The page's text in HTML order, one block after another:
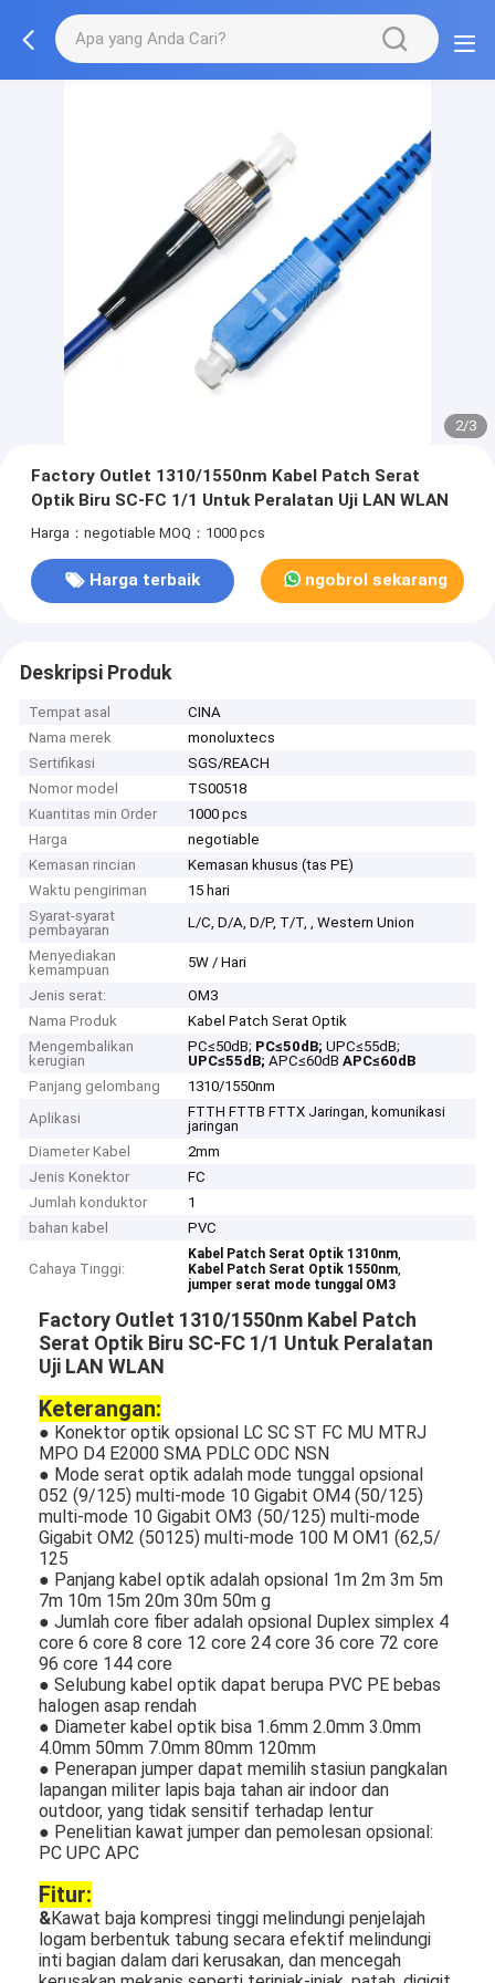
2/3
Factory Outlet 1310/1550nm Kabel Patch Serat
Optik Biru SC-FC 1/1 Untuk Peralatan Uji LAN WLAN​
Harga：negotiable MOQ：1000 pcs
Harga terbaik ngobrol sekarang
Deskripsi Produk
Tempat asal
CINA
Nama merek
monoluxtecs
Sertifikasi
SGS/REACH
Nomor model
TS00518
Kuantitas min Order
1000 pcs
Harga
negotiable
Kemasan rincian
Kemasan khusus (tas PE)
Waktu pengiriman
15 hari
Syarat-syarat
pembayaran
L/C, D/A, D/P, T/T, , Western Union
Menyediakan
kemampuan
5W / Hari
Jenis serat:
OM3
Nama Produk
Kabel Patch Serat Optik
Mengembalikan
kerugian
PC≤50dB; PC≤50dB; UPC≤55dB;
UPC≤55dB; APC≤60dB APC≤60dB
Panjang gelombang
1310/1550nm
Aplikasi
FTTH FTTB FTTX Jaringan, komunikasi
jaringan
Diameter Kabel
2mm
Jenis Konektor
FC
Jumlah konduktor
1
bahan kabel
PVC
Cahaya Tinggi:
Kabel Patch Serat Optik 1310nm,
Kabel Patch Serat Optik 1550nm,
jumper serat mode tunggal OM3
Factory Outlet 1310/1550nm Kabel Patch
Serat Optik Biru SC-FC 1/1 Untuk Peralatan
Uji LAN WLAN​
Keterangan:
● Konektor optik opsional LC SC ST FC MU MTRJ
MPO D4 E2000 SMA PDLC ODC NSN
● Mode serat optik adalah mode tunggal opsional
052 (9/125) multi-mode 10 Gigabit OM4 (50/125)
multi-mode 10 Gigabit OM3 (50/125) multi-mode
Gigabit OM2 (50125) multi-mode 100 M OM1 (62,5/
125
● Panjang kabel optik adalah opsional 1m 2m 3m 5m
7m 10m 15m 20m 30m 50m g
● Jumlah core fiber adalah opsional Duplex simplex 4
core 6 core 8 core 12 core 24 core 36 core 72 core
96 core 144 core
● Selubung kabel optik dapat berupa PVC PE bebas
halogen asap rendah
● Diameter kabel optik bisa 1.6mm 2.0mm 3.0mm
4.0mm 50mm 7.0mm 80mm 120mm
● Penerapan jumper dapat memilih stasiun pangkalan
lapangan militer lapis baja tahan air indoor dan
outdoor, yang tidak sensitif terhadap lentur
● Penelitian kawat jumper dan pemolesan opsional:
PC UPC APC
Fitur:
&Kawat baja kompresi tinggi melindungi penjelajah
logam berbentuk tabung secara efektif melindungi
inti bagian dalam dari kerusakan, dan mencegah